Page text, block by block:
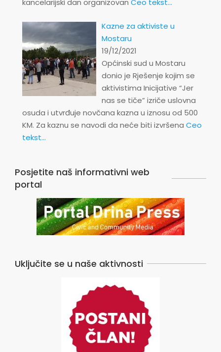
kancelarijski dan organizovan Ceo tekst...
Kazne za aktiviste u
Mostaru
19/12/2021
Općinski sud u Mostaru
donio je Rješenje kojim se
aktivistima Inicijative “Jer
nas se tiče” izriče uslovna
osuda i utvrđuje novčana kazna u iznosu od 500
KM. Za kaznu se navodi da neće biti izvršena Ceo
tekst...
Posjetite naš informativni web
portal
Uključite se u naše aktivnosti